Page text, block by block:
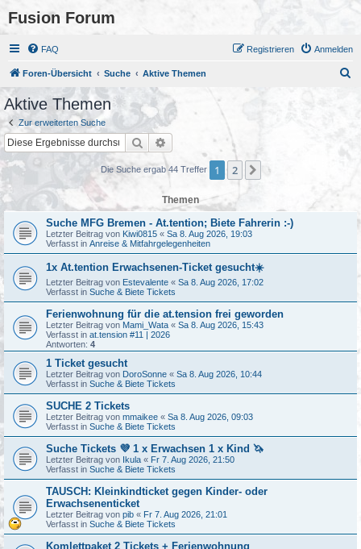
Fusion Forum
FAQ Anmelden
Registrieren
Foren-Übersicht Suche Aktive Themen
Aktive Themen
Zur erweiterten Suche
Suche Erweiterte Suche
Die Suche ergab 44 Treffer 1 2 Nächste
Themen
Suche MFG Bremen - At.tention; Biete Fahrerin :-)
Letzter Beitrag von Kiwi0815 « Sa 8. Aug 2026, 19:03
Verfasst in Anreise & Mitfahrgelegenheiten
1x At.tention Erwachsenen-Ticket gesucht☀️
Letzter Beitrag von Estevalente « Sa 8. Aug 2026, 17:02
Verfasst in Suche & Biete Tickets
Ferienwohnung für die at.tension frei geworden
Letzter Beitrag von Mami_Wata « Sa 8. Aug 2026, 15:43
Verfasst in at.tension #11 | 2026
Antworten: 4
1 Ticket gesucht
Letzter Beitrag von DoroSonne « Sa 8. Aug 2026, 10:44
Verfasst in Suche & Biete Tickets
SUCHE 2 Tickets
Letzter Beitrag von mmaikee « Sa 8. Aug 2026, 09:03
Verfasst in Suche & Biete Tickets
Suche Tickets 💜 1 x Erwachsen 1 x Kind 🦄
Letzter Beitrag von Ikula « Fr 7. Aug 2026, 21:50
Verfasst in Suche & Biete Tickets
TAUSCH: Kleinkindticket gegen Kinder- oder
Erwachsenenticket
Letzter Beitrag von pib « Fr 7. Aug 2026, 21:01
Verfasst in Suche & Biete Tickets
Komlettpaket 2 Tickets + Ferienwohnung